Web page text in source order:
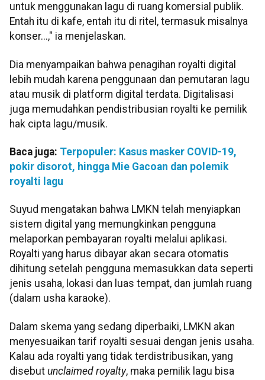
untuk menggunakan lagu di ruang komersial publik.
Entah itu di kafe, entah itu di ritel, termasuk misalnya
konser...," ia menjelaskan.
Dia menyampaikan bahwa penagihan royalti digital
lebih mudah karena penggunaan dan pemutaran lagu
atau musik di platform digital terdata. Digitalisasi
juga memudahkan pendistribusian royalti ke pemilik
hak cipta lagu/musik.​​​​​​​
Baca juga: Terpopuler: Kasus masker COVID-19,
pokir disorot, hingga Mie Gacoan dan polemik
royalti lagu
Suyud mengatakan bahwa LMKN telah menyiapkan
sistem digital yang memungkinkan pengguna
melaporkan pembayaran royalti melalui aplikasi.
Royalti yang harus dibayar akan secara otomatis
dihitung setelah pengguna memasukkan data seperti
jenis usaha, lokasi dan luas tempat, dan jumlah ruang
(dalam usha karaoke).
Dalam skema yang sedang diperbaiki, ​​​​​​​LMKN akan
menyesuaikan tarif royalti sesuai dengan jenis usaha.
Kalau ada royalti yang tidak terdistribusikan, yang
disebut unclaimed royalty, maka pemilik lagu bisa